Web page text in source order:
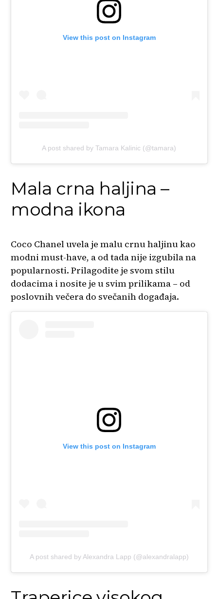
View this post on Instagram
A post shared by Tamara Kalinic (@tamara)
Mala crna haljina –
modna ikona
Coco Chanel uvela je malu crnu haljinu kao
modni must-have, a od tada nije izgubila na
popularnosti. Prilagodite je svom stilu
dodacima i nosite je u svim prilikama – od
poslovnih večera do svečanih događaja.
View this post on Instagram
A post shared by Alexandra Lapp (@alexandralapp)